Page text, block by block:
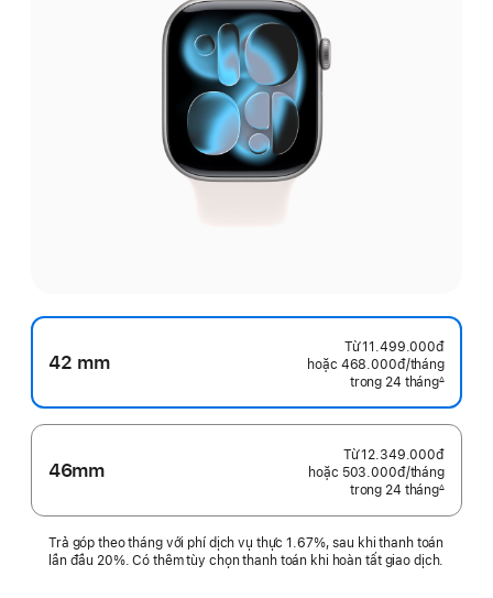
42 mm
Từ11.499.000đ
hoặc 468.000đ/tháng
trong 24 tháng∆
46mm
Từ12.349.000đ
hoặc 503.000đ/tháng
trong 24 tháng∆
Trả góp theo tháng với phí dịch vụ thực 1.67%, sau khi thanh toán
lần đầu 20%. Có thêm tùy chọn thanh toán khi hoàn tất giao dịch.